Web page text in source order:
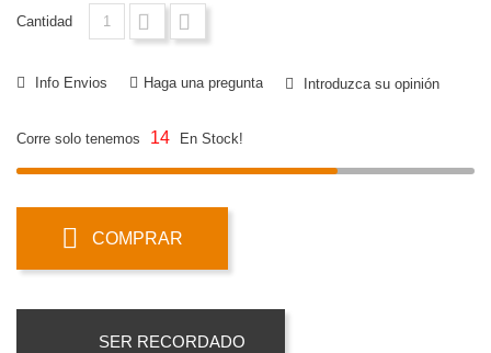
Cantidad
Info Envios Haga una pregunta Introduzca su opinión
Corre solo tenemos 14 En Stock!
COMPRAR
SER RECORDADO